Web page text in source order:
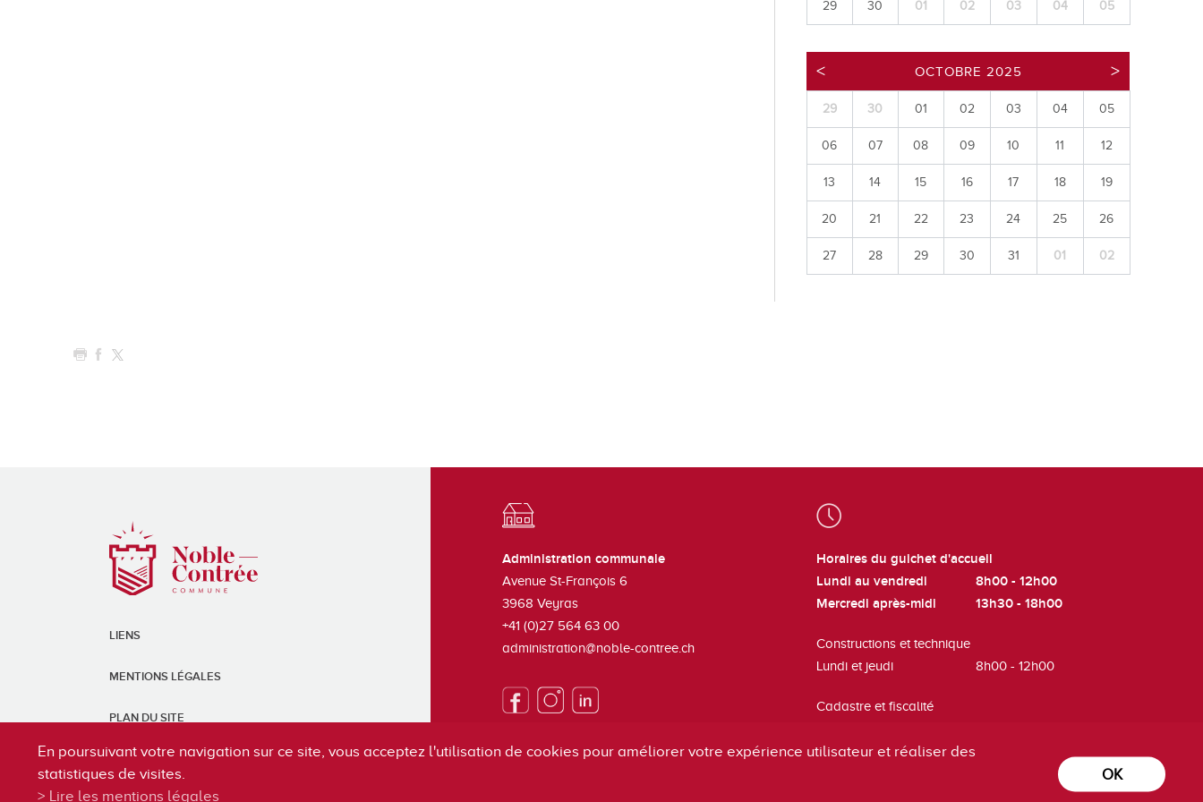
Déchetteries
Annuaire communal
Réservation de salles
29 30 01 02 03 04 05
OCTOBRE 2025
29 30 01 02 03 04 05
06 07 08 09 10 11 12
13 14 15 16 17 18 19
20 21 22 23 24 25 26
27 28 29 30 31 01 02
LIENS
MENTIONS LÉGALES
PLAN DU SITE
Administration communale
Avenue St-François 6
3968 Veyras
+41 (0)27 564 63 00
administration@noble-contree.ch
S'inscrire à la newsletter
Horaires du guichet d'accueil
Lundi au vendredi
8h00 - 12h00
Mercredi après-midi
13h30 - 18h00
Constructions et technique
Lundi et jeudi
8h00 - 12h00
Cadastre et fiscalité
En poursuivant votre navigation sur ce site, vous acceptez l'utilisation de cookies pour améliorer votre expérience utilisateur et réaliser des
statistiques de visites.
Lire les mentions légales
OK